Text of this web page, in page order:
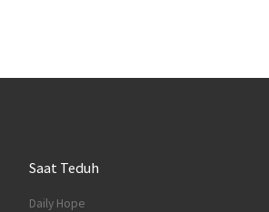
Saat Teduh
Daily Hope